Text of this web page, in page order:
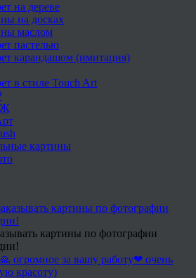
на дереве
на досках
маслом
пастелью
карандашом (имитация)
в стиле Touch Art
картины
картины по фотографии